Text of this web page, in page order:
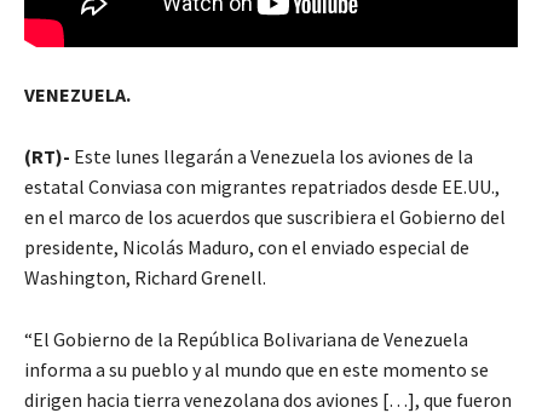
VENEZUELA.
(RT)- Este lunes llegarán a Venezuela los aviones de la
estatal Conviasa con migrantes repatriados desde EE.UU.,
en el marco de los acuerdos que suscribiera el Gobierno del
presidente, Nicolás Maduro, con el enviado especial de
Washington, Richard Grenell.
“El Gobierno de la República Bolivariana de Venezuela
informa a su pueblo y al mundo que en este momento se
dirigen hacia tierra venezolana dos aviones […], que fueron